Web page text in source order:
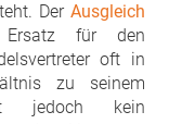
Der Ausgleich
Ersatz für den
oft in
zu seinem
jedoch kein